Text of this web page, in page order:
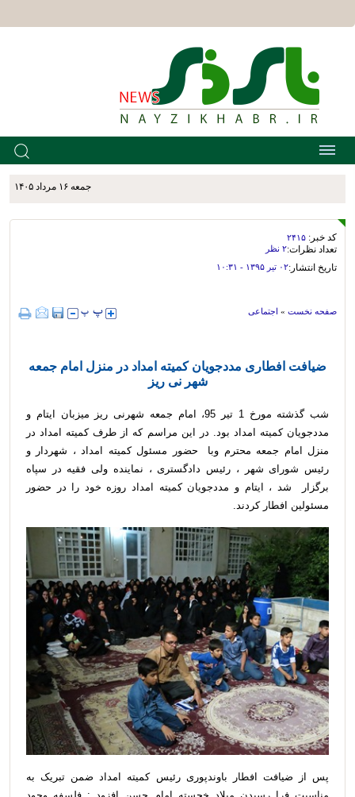
جمعه ۱۶ مرداد ۱۴۰۵
کد خبر: ۲۴۱۵
تعداد نظرات:۲ نظر
تاریخ انتشار:۰۲ تير ۱۳۹۵ - ۱۰:۳۱
صفحه نخست » اجتماعی
ضیافت افطاری مددجویان کمیته امداد در منزل امام جمعه
شهر نی ریز
شب گذشته مورخ 1 تیر 95، امام جمعه شهرنی ریز میزبان ایتام و
مددجویان کمیته امداد بود. در این مراسم که از طرف کمیته امداد در
منزل امام جمعه محترم وبا حضور مسئول کمیته امداد ، شهردار و
رئیس شورای شهر ، رئیس دادگستری ، نماینده ولی فقیه در سپاه
برگزار شد ، ایتام و مددجویان کمیته امداد روزه خود را در حضور
مسئولین افطار کردند.
پس از ضیافت افطار باوندپوری رئیس کمیته امداد ضمن تبریک به
مناسبت فرا رسیدن میلاد خجسته امام حسن افزود : فلسفه وجود